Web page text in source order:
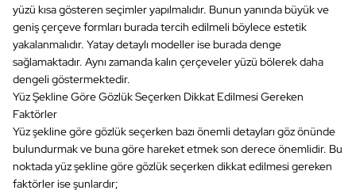
yüzü kısa gösteren seçimler yapılmalıdır. Bunun yanında büyük ve
geniş çerçeve formları burada tercih edilmeli böylece estetik
yakalanmalıdır. Yatay detaylı modeller ise burada denge
sağlamaktadır. Aynı zamanda kalın çerçeveler yüzü bölerek daha
dengeli göstermektedir.
Yüz Şekline Göre Gözlük Seçerken Dikkat Edilmesi Gereken
Faktörler
Yüz şekline göre gözlük seçerken bazı önemli detayları göz önünde
bulundurmak ve buna göre hareket etmek son derece önemlidir. Bu
noktada yüz şekline göre gözlük seçerken dikkat edilmesi gereken
faktörler ise şunlardır;